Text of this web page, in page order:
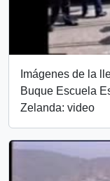
Imágenes de la
Buque Escuela
Zelanda: video